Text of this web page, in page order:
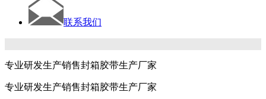
联系我们
专业研发生产销售封箱胶带生产厂家
专业研发生产销售封箱胶带生产厂家